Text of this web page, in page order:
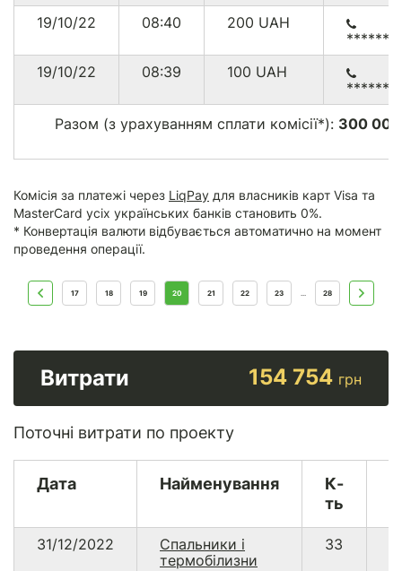
19/10/22
08:40 200 UAH
19/10/22
08:39 100 UAH
Разом (з урахуванням сплати комісії*): 300
Комісія за платежі через LiqPay для власників карт Visa та
MasterCard усіх українських банків становить 0%.
* Конвертація валюти відбувається автоматично на момент
проведення операції.
17 18 19 20 21 22 23 ... 28
Витрати 154 754 грн
Поточні витрати по проекту
Дата Найменування
К-
ть
31/12/2022
Спальники і
термобілизни
33